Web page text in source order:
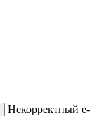
Некорректный e-